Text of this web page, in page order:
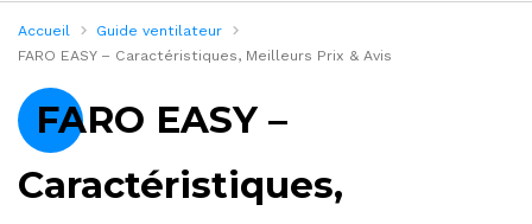
Accueil
Guide ventilateur
FARO EASY – Caractéristiques, Meilleurs Prix & Avis
FARO EASY –
Caractéristiques,